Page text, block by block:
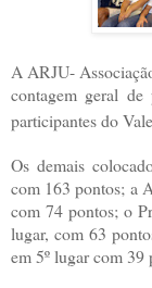
A ARJU-
contagem geral de
participantes do
Os demais
com 163 pontos; a
com 74 pontos; o
lugar, com 63
em 5º lugar com 39